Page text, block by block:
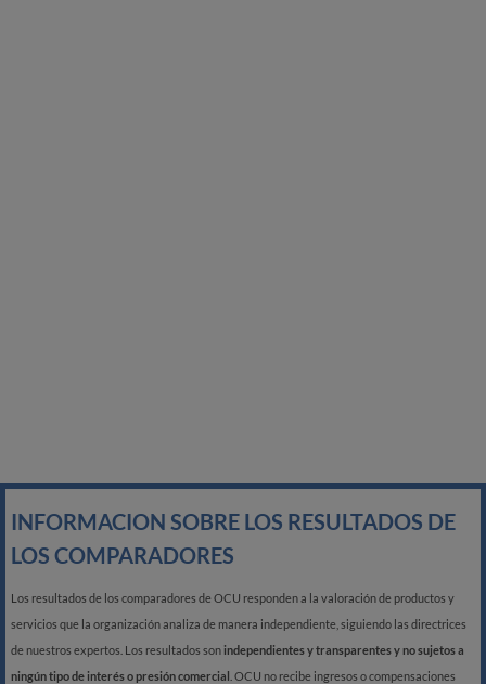
INFORMACION SOBRE LOS RESULTADOS DE
LOS COMPARADORES
Los resultados de los comparadores de OCU responden a la valoración de productos y
servicios que la organización analiza de manera independiente, siguiendo las directrices
de nuestros expertos. Los resultados son independientes y transparentes y no sujetos a
ningún tipo de interés o presión comercial . OCU no recibe ingresos o compensaciones